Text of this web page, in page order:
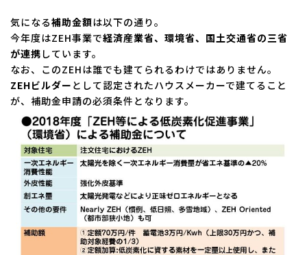
気になる補助金額は以下の通り。
今年度はZEH事業で経済産業省、環境省、国土交通省の三省
が連携 しています。
なお、このZEHは誰でも建てられるわけではありません。
ZEHビルダー として認定されたハウスメーカーで建てること
が、補助金申請の必須条件となります。